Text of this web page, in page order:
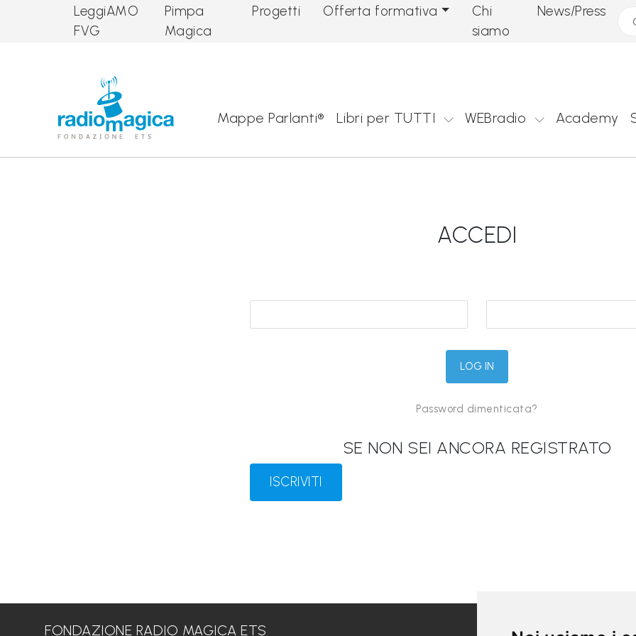
LeggiAMO
FVG
Pimpa
Magica
Progetti Offerta formativa
Chi
siamo
News/Press
Mappe Parlanti® Libri per TUTTI WEBradio Academy
ACCEDI
Password dimenticata?
SE NON SEI ANCORA REGISTRATO
ISCRIVITI
FONDAZIONE RADIO MAGICA ETS LINK UTILI